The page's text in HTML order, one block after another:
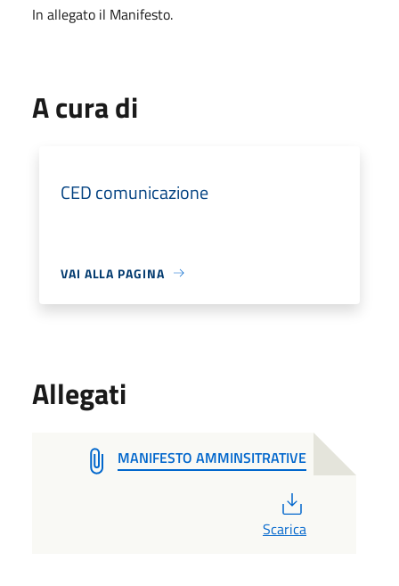
In allegato il Manifesto.
A cura di
CED comunicazione
VAI ALLA PAGINA
Allegati
MANIFESTO AMMINSITRATIVE
Scarica